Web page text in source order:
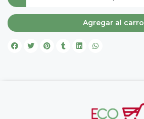
Agregar al carro